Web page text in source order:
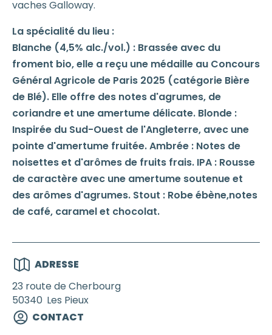
vaches Galloway.
La spécialité du lieu :
Blanche (4,5% alc./vol.) : Brassée avec du
froment bio, elle a reçu une médaille au Concours
Général Agricole de Paris 2025 (catégorie Bière
de Blé). Elle offre des notes d'agrumes, de
coriandre et une amertume délicate. Blonde :
Inspirée du Sud-Ouest de l'Angleterre, avec une
pointe d'amertume fruitée. Ambrée : Notes de
noisettes et d'arômes de fruits frais. IPA : Rousse
de caractère avec une amertume soutenue et
des arômes d'agrumes. Stout : Robe ébène,notes
de café, caramel et chocolat.
ADRESSE
23 route de Cherbourg
50340 Les Pieux
CONTACT